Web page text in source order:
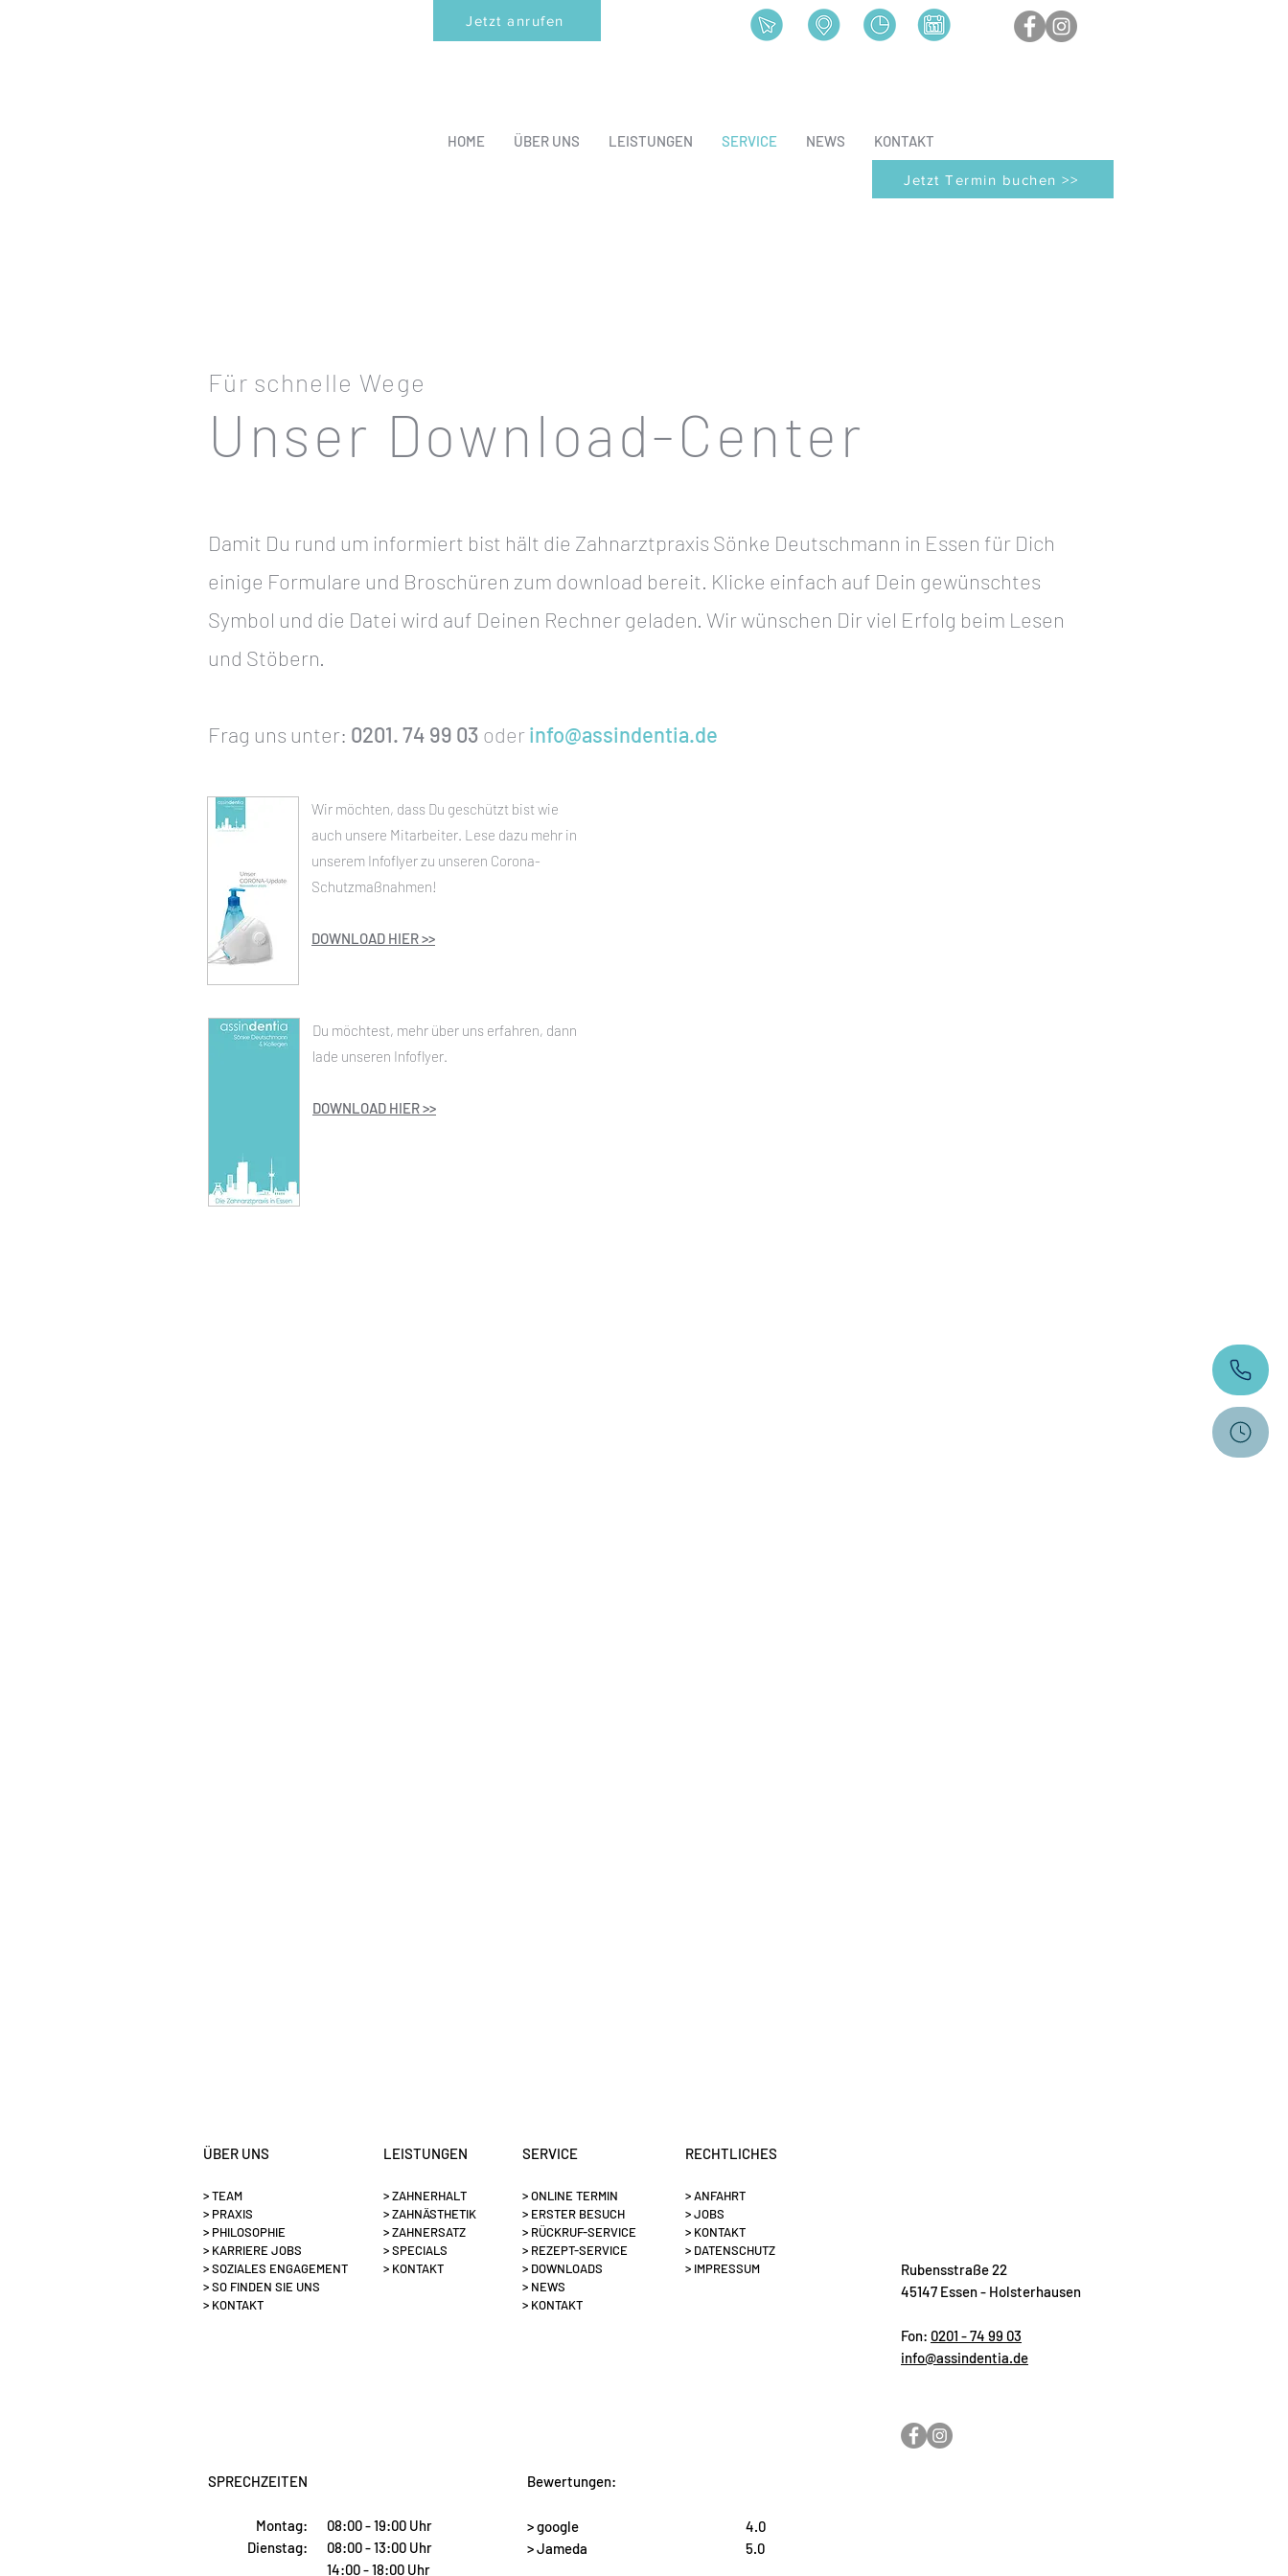
Jetzt anrufen
HOME ÜBER UNS LEISTUNGEN SERVICE NEWS KONTAKT
Für schnelle Wege
Unser Download-Center
Damit Du rund um informiert bist hält die Zahnarztpraxis Sönke Deutschmann in Essen für Dich
einige Formulare und Broschüren zum download bereit. Klicke einfach auf Dein gewünschtes
Symbol und die Datei wird auf Deinen Rechner geladen. Wir wünschen Dir viel Erfolg beim Lesen
und Stöbern.
Frag uns unter: 0201. 74 99 03 oderinfo@assindentia.de
Wir möchten, dass Du geschützt bist wie
auch unsere Mitarbeiter. Lese dazu mehr in
unserem Infoflyer zu unseren Corona-
Schutzmaßnahmen!
DOWNLOAD HIER >>
Du möchtest, mehr über uns erfahren, dann
lade unseren Infoflyer.
DOWNLOAD HIER >>
Jetzt Termin buchen >>
ÜBER UNS
> TEAM
> PRAXIS
> PHILOSOPHIE
> KARRIERE JOBS
> SOZIALES ENGAGEMENT
> SO FINDEN SIE UNS
> KONTAKT
LEISTUNGEN
> ZAHNERHALT
> ZAHNÄSTHETIK
> ZAHNERSATZ
> SPECIALS
> KONTAKT
SERVICE
>ONLINE TERMIN
> ERSTER BESUCH
> RÜCKRUF-SERVICE
> REZEPT-SERVICE
> DOWNLOADS
> NEWS
> KONTAKT
RECHTLICHES
> ANFAHRT
> JOBS
> KONTAKT
> DATENSCHUTZ
> IMPRESSUM
Rubensstraße 22
45147 Essen - Holsterhausen
Fon: 0201 - 74 99 03
info@assindentia.de
SPRECHZEITEN
Montag:
Dienstag:
08:00 - 19:00 Uhr
08:00 - 13:00 Uhr
14:00 - 18:00 Uhr
Bewertungen:
> google
> Jameda
4.0
5.0